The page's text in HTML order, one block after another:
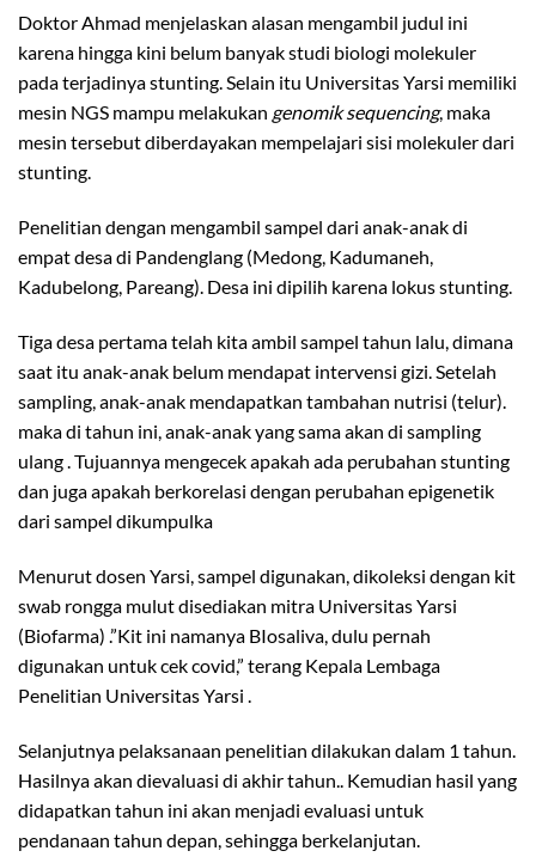
Doktor Ahmad menjelaskan alasan mengambil judul ini
karena hingga kini belum banyak studi biologi molekuler
pada terjadinya stunting. Selain itu Universitas Yarsi memiliki
mesin NGS mampu melakukan genomik sequencing, maka
mesin tersebut diberdayakan mempelajari sisi molekuler dari
stunting.
Penelitian dengan mengambil sampel dari anak-anak di
empat desa di Pandenglang (Medong, Kadumaneh,
Kadubelong, Pareang). Desa ini dipilih karena lokus stunting.
Tiga desa pertama telah kita ambil sampel tahun lalu, dimana
saat itu anak-anak belum mendapat intervensi gizi. Setelah
sampling, anak-anak mendapatkan tambahan nutrisi (telur).
maka di tahun ini, anak-anak yang sama akan di sampling
ulang . Tujuannya mengecek apakah ada perubahan stunting
dan juga apakah berkorelasi dengan perubahan epigenetik
dari sampel dikumpulka
Menurut dosen Yarsi, sampel digunakan, dikoleksi dengan kit
swab rongga mulut disediakan mitra Universitas Yarsi
(Biofarma) .”Kit ini namanya BIosaliva, dulu pernah
digunakan untuk cek covid,” terang Kepala Lembaga
Penelitian Universitas Yarsi .
Selanjutnya pelaksanaan penelitian dilakukan dalam 1 tahun.
Hasilnya akan dievaluasi di akhir tahun.. Kemudian hasil yang
didapatkan tahun ini akan menjadi evaluasi untuk
pendanaan tahun depan, sehingga berkelanjutan.